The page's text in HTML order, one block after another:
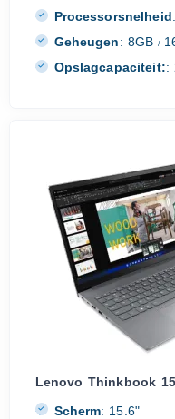
Processorsnelheid:
Geheugen: 8GB /
Opslagcapaciteit::
Lenovo Thinkbook
Scherm: 15.6"